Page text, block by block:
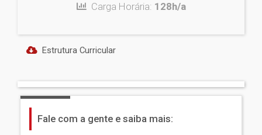
Carga Horária: 128h/a
Estrutura Curricular
Fale com a gente e saiba mais: